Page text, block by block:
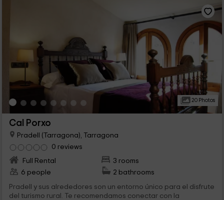
20 Photos
Cal Porxo
Pradell (Tarragona), Tarragona
0 reviews
Full Rental
3 rooms
6 people
2 bathrooms
Pradell y sus alrededores son un entorno único para el disfrute
del turismo rural. Te recomendamos conectar con la